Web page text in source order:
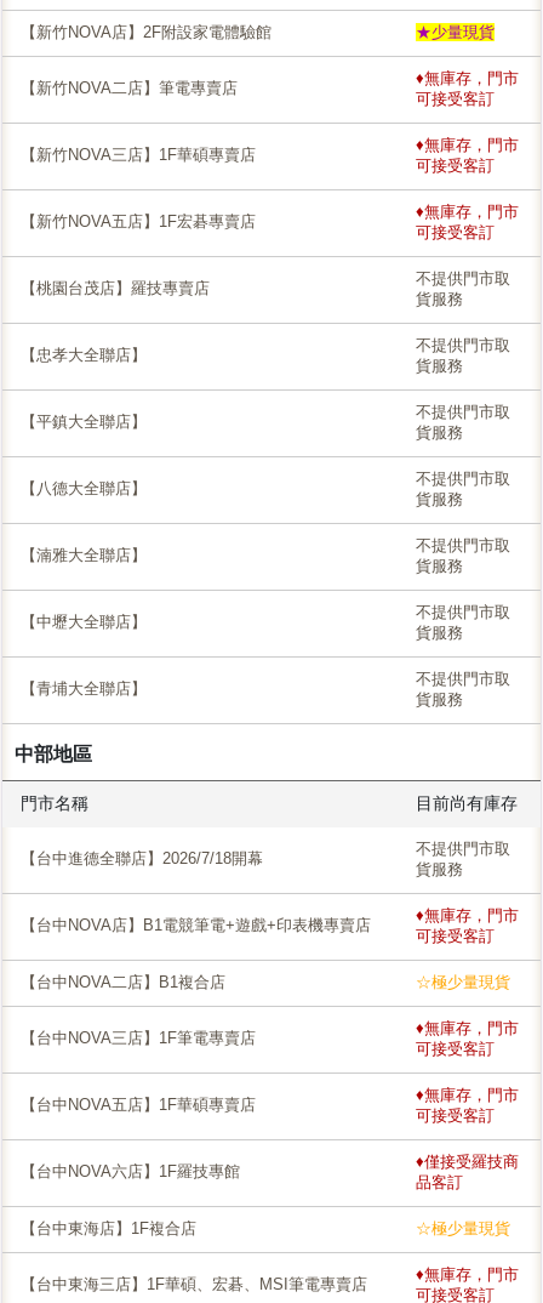
【新竹NOVA店】2F附設家電體驗館 ★少量現貨
【新竹NOVA二店】筆電專賣店
♦無庫存，門市
可接受客訂
【新竹NOVA三店】1F華碩專賣店
♦無庫存，門市
可接受客訂
【新竹NOVA五店】1F宏碁專賣店
♦無庫存，門市
可接受客訂
【桃園台茂店】羅技專賣店
不提供門市取
貨服務
【忠孝大全聯店】
不提供門市取
貨服務
【平鎮大全聯店】
不提供門市取
貨服務
【八德大全聯店】
不提供門市取
貨服務
【湳雅大全聯店】
不提供門市取
貨服務
【中壢大全聯店】
不提供門市取
貨服務
【青埔大全聯店】
不提供門市取
貨服務
中部地區
門市名稱 目前尚有庫存
【台中進德全聯店】2026/7/18開幕
不提供門市取
貨服務
【台中NOVA店】B1電競筆電+遊戲+印表機專賣店
♦無庫存，門市
可接受客訂
【台中NOVA二店】B1複合店 ☆極少量現貨
【台中NOVA三店】1F筆電專賣店
♦無庫存，門市
可接受客訂
【台中NOVA五店】1F華碩專賣店
♦無庫存，門市
可接受客訂
【台中NOVA六店】1F羅技專館
♦僅接受羅技商
品客訂
【台中東海店】1F複合店 ☆極少量現貨
【台中東海三店】1F華碩、宏碁、MSI筆電專賣店
♦無庫存，門市
可接受客訂